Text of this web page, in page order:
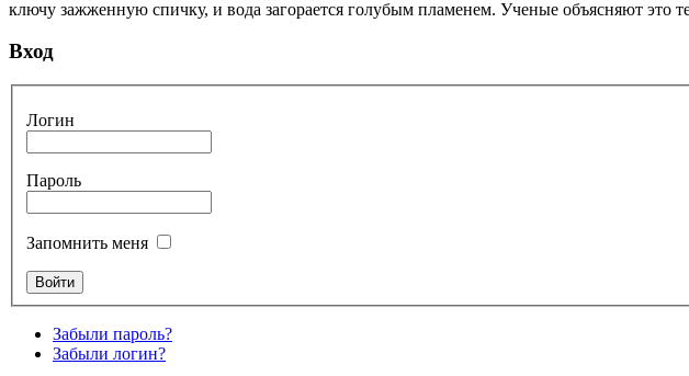
ключу зажженную спичку, и вода загорается голубым пламенем. Ученые объясняют это
Вход
Логин
Пароль
Запомнить меня
Забыли пароль?
Забыли логин?